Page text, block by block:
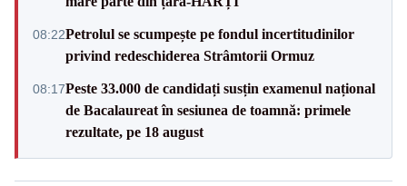
08:22Petrolul se scumpește pe fondul incertitudinilor
privind redeschiderea Strâmtorii Ormuz
08:17Peste 33.000 de candidați susțin examenul național
de Bacalaureat în sesiunea de toamnă: primele
rezultate, pe 18 august